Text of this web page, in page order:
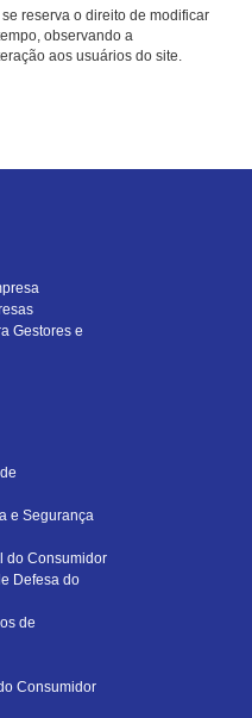
reserva o direito de modificar
observando a
aos usuários do site.
Gestores e
e Segurança
do Consumidor
Defesa do
de
Consumidor